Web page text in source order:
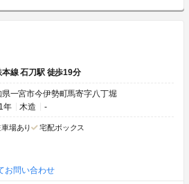
本線 石刀駅 徒歩19分
県一宮市今伊勢町馬寄字八丁堀
年
木造 -
車場あり 宅配ボックス
お問い合わせ